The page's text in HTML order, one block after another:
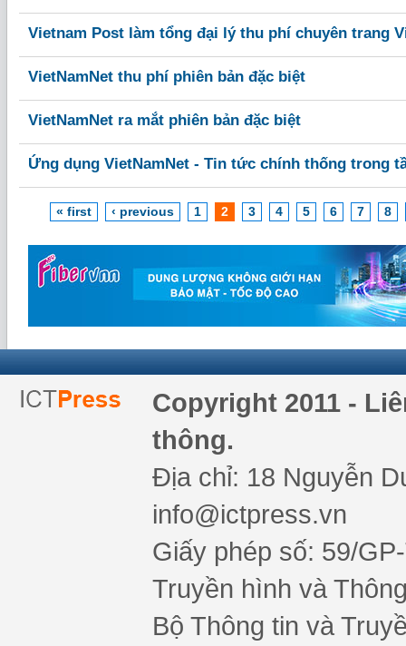
Vietnam Post làm tổng đại lý thu phí chuyên trang
VietNamNet thu phí phiên bản đặc biệt
VietNamNet ra mắt phiên bản đặc biệt
Ứng dụng VietNamNet - Tin tức chính thống trong
« first ‹ previous 1 2 3 4 5 6 7 8
Copyright 2011 -
thông.
Địa chỉ: 18 Nguyễn
info@ictpress.vn
Giấy phép số: 59/
Truyền hình và
Bộ Thông tin và